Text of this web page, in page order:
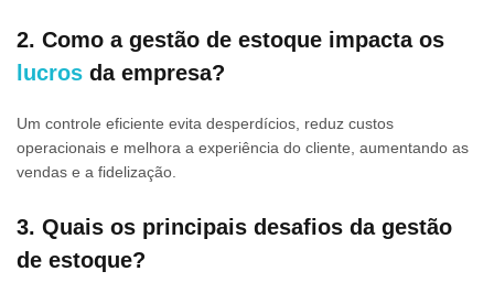
2. Como a gestão de estoque impacta os
lucros da empresa?
Um controle eficiente evita desperdícios, reduz custos
operacionais e melhora a experiência do cliente, aumentando as
vendas e a fidelização.
3. Quais os principais desafios da gestão
de estoque?